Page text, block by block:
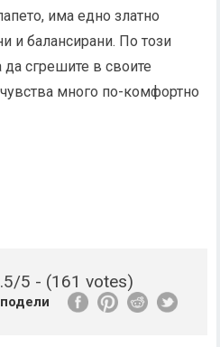
има едно златно
и балансирани. По този
да сгрешите в своите
много по-комфортно
5 - (161 votes)